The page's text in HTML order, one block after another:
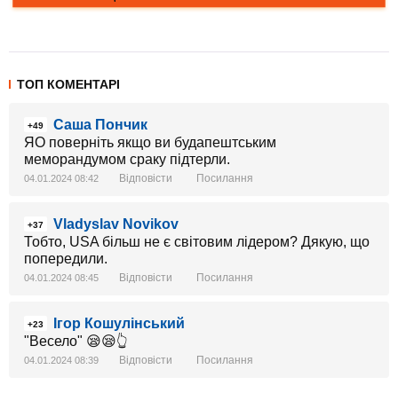
ТОП КОМЕНТАРІ
+49
Саша Пончик
ЯО поверніть якщо ви будапештським
меморандумом сраку підтерли.
04.01.2024 08:42 Відповісти Посилання
+37
Vladyslav Novikov
Тобто, USA більш не є світовим лідером? Дякую, що
попередили.
04.01.2024 08:45 Відповісти Посилання
+23
Ігор Кошулінський
"Весело" 😪😪👆
04.01.2024 08:39 Відповісти Посилання